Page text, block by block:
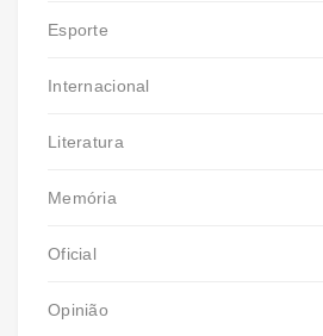
Esporte
Internacional
Literatura
Memória
Oficial
Opinião